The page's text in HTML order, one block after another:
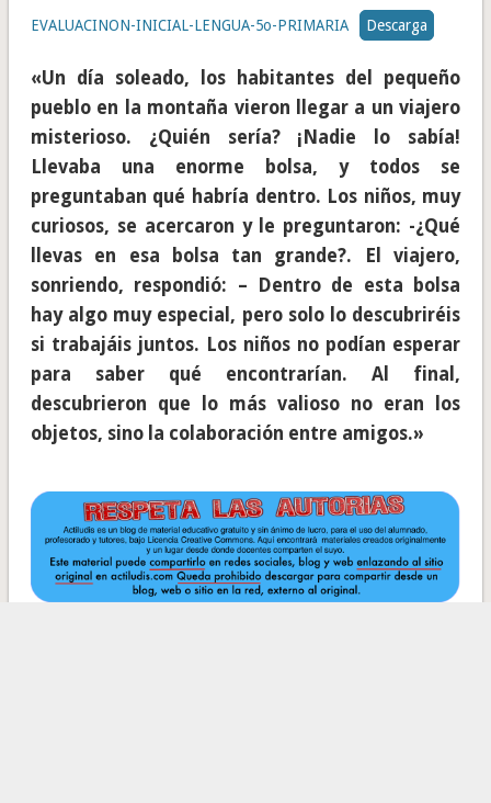
EVALUACINON-INICIAL-LENGUA-5o-PRIMARIA Descarga
«Un día soleado, los habitantes del pequeño
pueblo en la montaña vieron llegar a un viajero
misterioso. ¿Quién sería? ¡Nadie lo sabía!
Llevaba una enorme bolsa, y todos se
preguntaban qué habría dentro. Los niños, muy
curiosos, se acercaron y le preguntaron: -¿Qué
llevas en esa bolsa tan grande?. El viajero,
sonriendo, respondió: – Dentro de esta bolsa
hay algo muy especial, pero solo lo descubriréis
si trabajáis juntos. Los niños no podían esperar
para saber qué encontrarían. Al final,
descubrieron que lo más valioso no eran los
objetos, sino la colaboración entre amigos.»